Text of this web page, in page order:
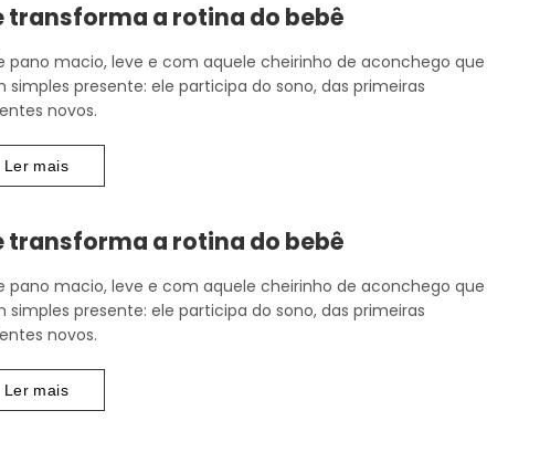
transforma a rotina do bebê
macio, leve e com aquele cheirinho de aconchego que
presente: ele participa do sono, das primeiras
novos.
Ler mais
transforma a rotina do bebê
macio, leve e com aquele cheirinho de aconchego que
presente: ele participa do sono, das primeiras
novos.
Ler mais